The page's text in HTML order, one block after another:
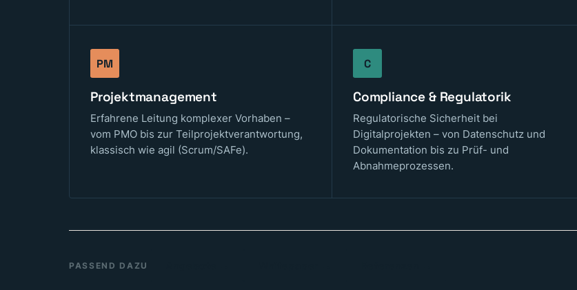
PM
Projektmanagement
Erfahrene Leitung komplexer Vorhaben –
vom PMO bis zur Teilprojektverantwortung,
klassisch wie agil (Scrum/SAFe).
C
Compliance & Regulatorik
Regulatorische Sicherheit bei
Digitalprojekten – von Datenschutz und
Dokumentation bis zu Prüf- und
Abnahmeprozessen.
PASSEND DAZU